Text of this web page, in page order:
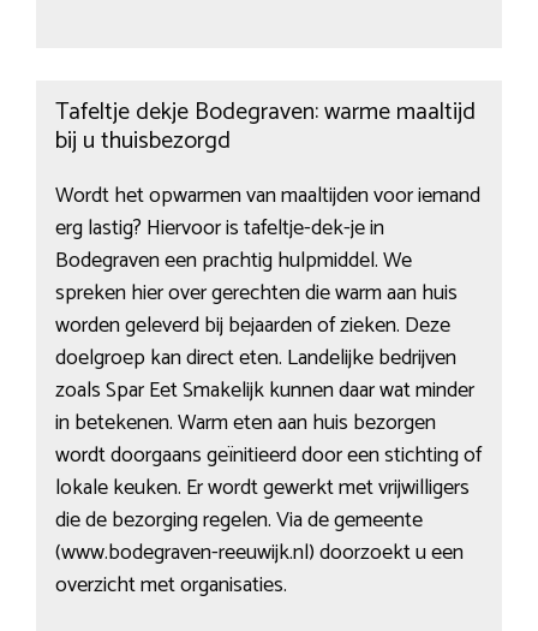
Tafeltje dekje Bodegraven: warme maaltijd
bij u thuisbezorgd
Wordt het opwarmen van maaltijden voor iemand
erg lastig? Hiervoor is tafeltje-dek-je in
Bodegraven een prachtig hulpmiddel. We
spreken hier over gerechten die warm aan huis
worden geleverd bij bejaarden of zieken. Deze
doelgroep kan direct eten. Landelijke bedrijven
zoals Spar Eet Smakelijk kunnen daar wat minder
in betekenen. Warm eten aan huis bezorgen
wordt doorgaans geïnitieerd door een stichting of
lokale keuken. Er wordt gewerkt met vrijwilligers
die de bezorging regelen. Via de gemeente
(www.bodegraven-reeuwijk.nl) doorzoekt u een
overzicht met organisaties.